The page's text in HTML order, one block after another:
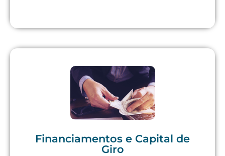
Financiamentos e Capital de
Giro